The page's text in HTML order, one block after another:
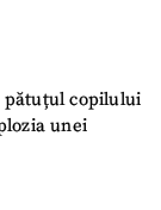
pătuțul copilului
unei